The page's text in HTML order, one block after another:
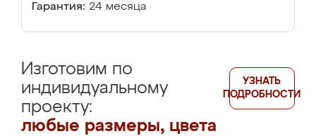
Гарантия: 24 месяца
Изготовим по
индивидуальному
проекту:
любые размеры, цвета
УЗНАТЬ
ПОДРОБНОСТИ